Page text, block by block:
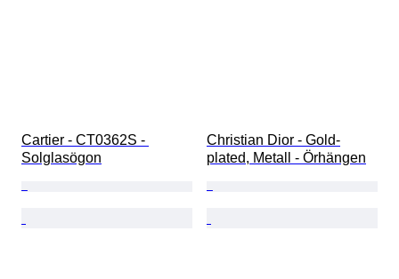
Cartier - CT0362S -
Solglasögon
Christian Dior - Gold-
plated, Metall - Örhängen